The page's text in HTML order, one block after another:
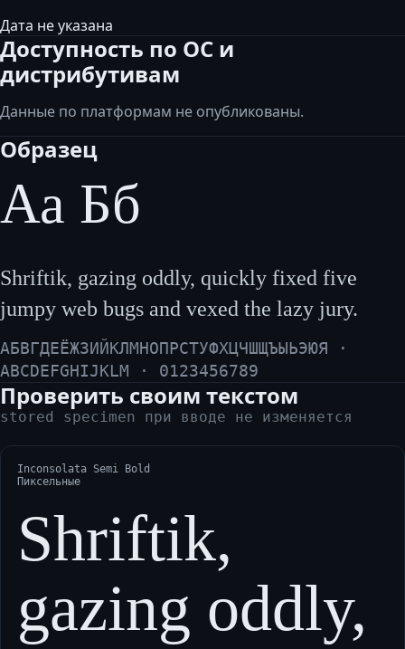
Дата не указана
Доступность по ОС и
дистрибутивам
Данные по платформам не опубликованы.
Образец
Аа Бб
Shriftik, gazing oddly, quickly fixed five
jumpy web bugs and vexed the lazy jury.
АБВГДЕЁЖЗИЙКЛМНОПРСТУФХЦЧШЩЪЫЬЭЮЯ ·
ABCDEFGHIJKLM · 0123456789
Проверить своим текстом
stored specimen при вводе не изменяется
Inconsolata Semi Bold
Пиксельные
Shriftik,
gazing oddly,